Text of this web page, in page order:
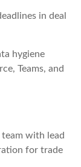
in deal
hygiene
Teams, and
with lead
for trade